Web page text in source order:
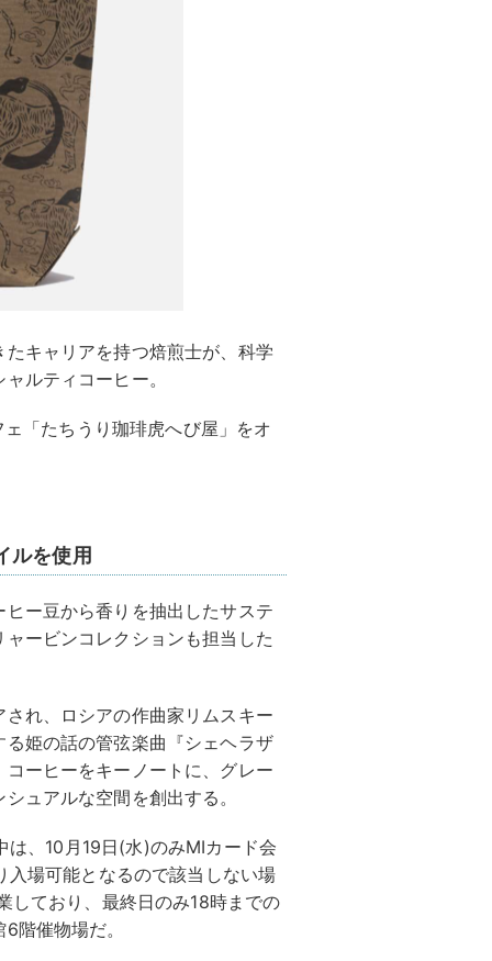
キャリアを持つ焙煎⼠が、科学
ルティコーヒー。
「たちうり珈琲虎へび屋」をオ
ルを使用
ー豆から香りを抽出したサステ
ービンコレクションも担当した
れ、ロシアの作曲家リムスキー
姫の話の管弦楽曲『シェヘラザ
ーヒーをキーノートに、グレー
ュアルな空間を創出する。
、10月19日(水)のみMIカード会
入場可能となるので該当しない場
しており、最終日のみ18時までの
階催物場だ。